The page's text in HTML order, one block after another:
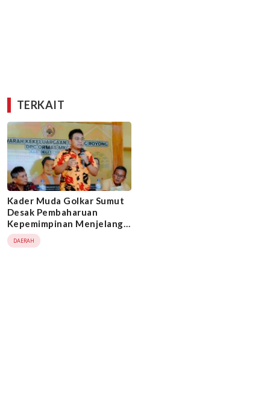
TERKAIT
Kader Muda Golkar Sumut
Desak Pembaharuan
Kepemimpinan Menjelang
Musda
DAERAH